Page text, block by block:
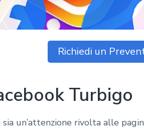
Richiedi un
Turbigo
un’attenzione rivolta alle